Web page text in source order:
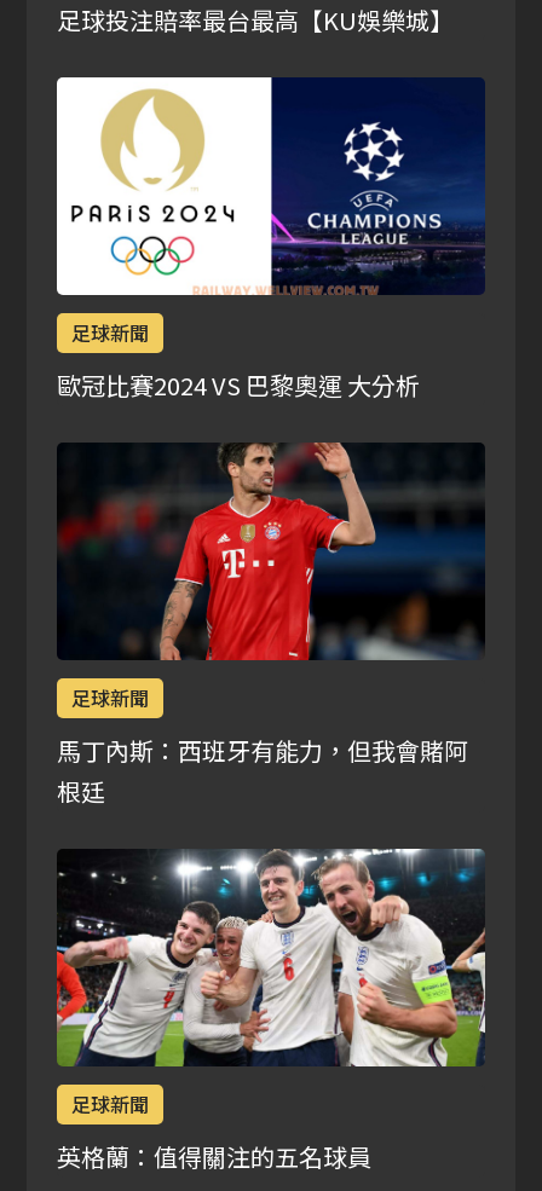
足球投注賠率最台最高【KU娛樂城】
足球新聞
歐冠比賽2024 VS 巴黎奧運 大分析
足球新聞
馬丁內斯：西班牙有能力，但我會賭阿
根廷
足球新聞
英格蘭：值得關注的五名球員